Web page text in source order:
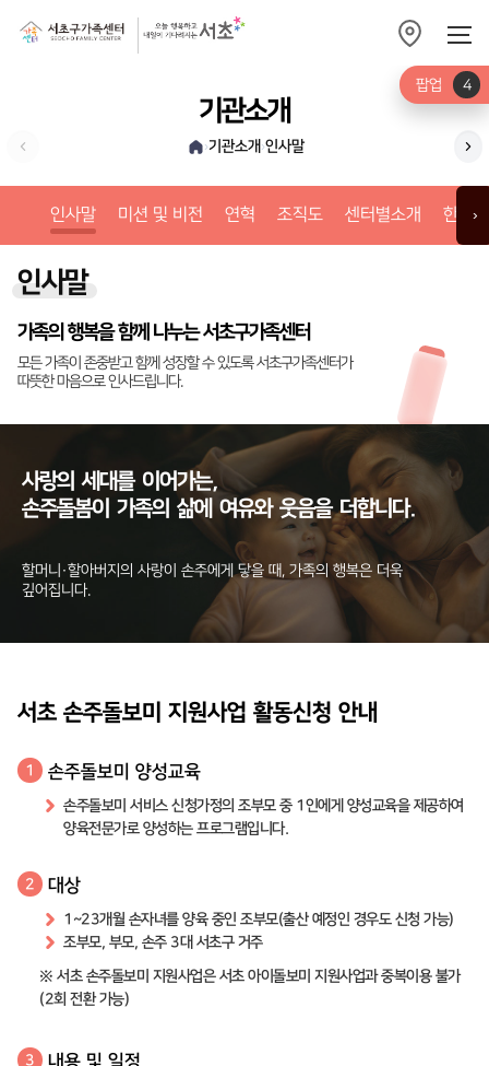
기관소개
›기관소개 ›인사말 미
인사말 미션 및 비전 연혁 조직도 센터별소개 한눈›
인사말
가족의 행복을 함께 나누는 서초구가족센터
모든 가족이 존중받고 함께 성장할 수 있도록 서초구가족센터가
따뜻한 마음으로 인사드립니다.
사랑의 세대를 이어가는,
손주돌봄이 가족의 삶에 여유와 웃음을 더합니다.
할머니·할아버지의 사랑이 손주에게 닿을 때, 가족의 행복은 더욱
깊어집니다.
서초 손주돌보미 지원사업 활동신청 안내
1 손주돌보미 양성교육
손주돌보미 서비스 신청가정의 조부모 중 1인에게 양성교육을 제공하여
양육전문가로 양성하는 프로그램입니다.
2 대상
1~23개월 손자녀를 양육 중인 조부모(출산 예정인 경우도 신청 가능)
조부모, 부모, 손주 3대 서초구 거주
※ 서초 손주돌보미 지원사업은 서초 아이돌보미 지원사업과 중복이용 불가
(2회 전환 가능)
3 내용 및 일정
팝업 4